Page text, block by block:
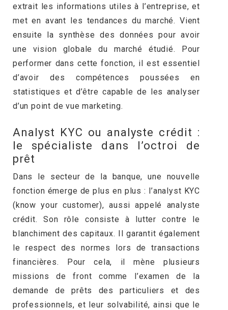
extrait les informations utiles à l’entreprise, et
met en avant les tendances du marché. Vient
ensuite la synthèse des données pour avoir
une vision globale du marché étudié. Pour
performer dans cette fonction, il est essentiel
d’avoir des compétences poussées en
statistiques et d’être capable de les analyser
d’un point de vue marketing.
Analyst KYC ou analyste crédit :
le spécialiste dans l’octroi de
prêt
Dans le secteur de la banque, une nouvelle
fonction émerge de plus en plus : l’analyst KYC
(know your customer), aussi appelé analyste
crédit. Son rôle consiste à lutter contre le
blanchiment des capitaux. Il garantit également
le respect des normes lors de transactions
financières. Pour cela, il mène plusieurs
missions de front comme l’examen de la
demande de prêts des particuliers et des
professionnels, et leur solvabilité, ainsi que le